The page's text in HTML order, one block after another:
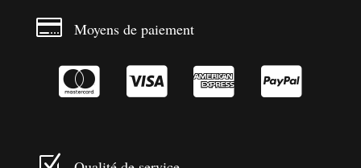
 Moyens de paiement
   